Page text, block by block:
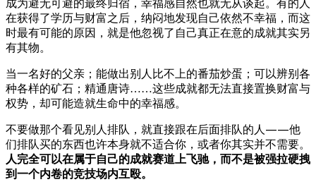
成为避无可避的最终归宿，幸福感自然也就无从谈起。有的人
在获得了学历与财富之后，纳闷地发现自己依然不幸福，而这
时最有可能的原因，就是他忽视了自己真正在意的成就其实另
有其物。
当一名好的父亲；能做出别人比不上的番茄炒蛋；可以辨别各
种各样的矿石；精通唐诗……这些成就都无法直接置换财富与
权势，却可能造就生命中的幸福感。
不要做那个看见别人排队，就直接跟在后面排队的人——他
们排队买的东西也许本身就不适合你，或者你其实并不需要。
人完全可以在属于自己的成就赛道上飞驰，而不是被强拉硬拽
到一个内卷的竞技场内互殴。